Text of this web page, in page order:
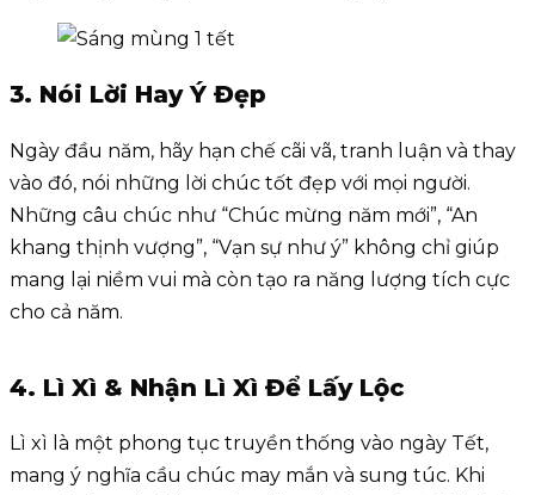
3. Nói Lời Hay Ý Đẹp
Ngày đầu năm, hãy hạn chế cãi vã, tranh luận và thay
vào đó, nói những lời chúc tốt đẹp với mọi người.
Những câu chúc như “Chúc mừng năm mới”, “An
khang thịnh vượng”, “Vạn sự như ý” không chỉ giúp
mang lại niềm vui mà còn tạo ra năng lượng tích cực
cho cả năm.
4. Lì Xì & Nhận Lì Xì Để Lấy Lộc
Lì xì là một phong tục truyền thống vào ngày Tết,
mang ý nghĩa cầu chúc may mắn và sung túc. Khi